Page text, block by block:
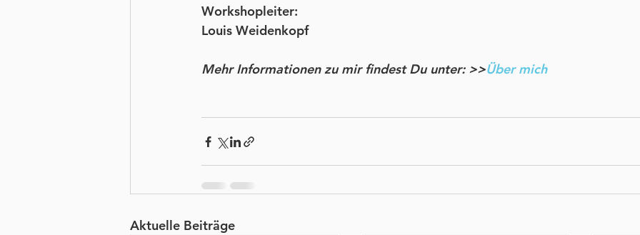
Workshopleiter:
Louis Weidenkopf
Mehr Informationen zu mir findest Du unter: >>Über mich
Aktuelle Beiträge